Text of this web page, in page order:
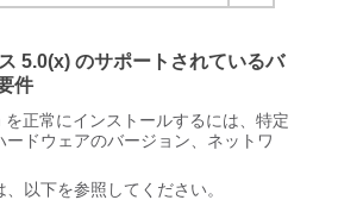
5.0(x) のサポートされているバ
件
正常にインストールするには、特定
ドウェアのバージョン、ネットワ
以下を参照してください。